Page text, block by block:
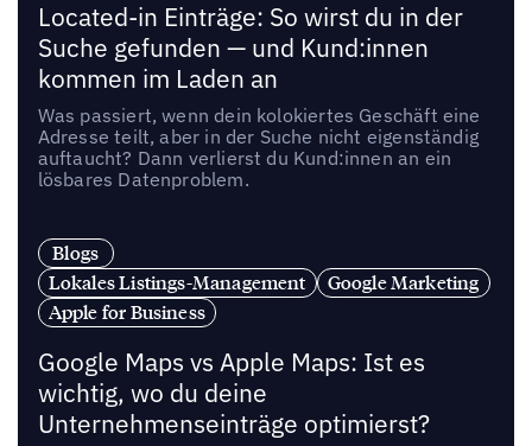
Located-in Einträge: So wirst du in der
Suche gefunden — und Kund:innen
kommen im Laden an
Was passiert, wenn dein kolokiertes Geschäft eine
Adresse teilt, aber in der Suche nicht eigenständig
auftaucht? Dann verlierst du Kund:innen an ein
lösbares Datenproblem.
Blogs
Lokales Listings-Management
Google Marketing
Apple for Business
Google Maps vs Apple Maps: Ist es
wichtig, wo du deine
Unternehmenseinträge optimierst?